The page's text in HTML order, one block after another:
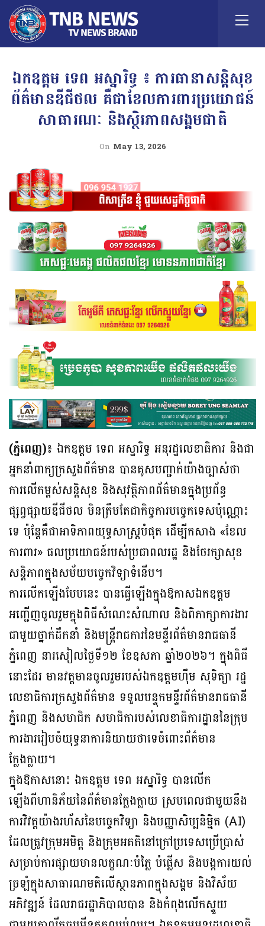
ឯកឧត្តម ទេព អស្នារិទ្ធ ៖ ការធានាសន្តិសុខ
ព័ត៌មានឌីជីថល គឺជាខែលការពារប្រយោជន៍
សាធារណៈ និងស្ថិរភាពសង្គមជាតិ
On May 13, 2026
(ភ្នំពេញ)៖ ឯកឧត្តម ទេព អស្នារិទ្ធ អនុរដ្ឋលេខាធិការ និងជា
អ្នកនាំពាក្យក្រសួងព័ត៌មាន បានគូសបញ្ជាក់យ៉ាងច្បាស់ថា
ការលើកម្ពស់សន្តិសុខ និងសុវត្ថិភាពព័ត៌មានក្នុងប្រព័ន្ធ
ផ្សព្វផ្សាយឌីជីថល មិនត្រឹមតែជាកិច្ចការបច្ចេកទេសប៉ុណ្ណោះ
ទេ ប៉ុន្តែគឺជាអាទិភាពយុទ្ធសាស្ត្របំផុត ដើម្បីកសាង «ខែល
ការពារ» ផលប្រយោជន៍របស់ប្រជាពលរដ្ឋ និងថែរក្សាសុខ
សន្តិភាពក្នុងសម័យបច្ចេកវិទ្យាទំនើប។
ការលើកឡើងបែបនេះ បានធ្វើឡើងក្នុងឱកាសឯកឧត្តម
អញ្ជើញចូលរួមក្នុងពិធីសំណេះសំណាល និងពិភាក្សាការងារ
ជាមួយថ្នាក់ដឹកនាំ និងមន្ត្រីរាជការនៃមន្ទីរព័ត៌មានរាជធានី
ភ្នំពេញ នារសៀលថ្ងៃទី១២ ខែឧសភា ឆ្នាំ២០២៦។ ក្នុងពិធី
នោះដែរ មានវត្តមានចូលរួមរបស់ឯកឧត្តមហ៊ឹម សុទិត្យា រដ្ឋ
លេខាធិការក្រសួងព័ត៌មាន ទទួលបន្ទុកមន្ទីរព័ត៌មានរាជធានី
ភ្នំពេញ និងសមាជិក សមាជិការបស់លេខាធិការដ្ឋាននៃក្រុម
ការងាររៀបចំយុទ្ធនាការនិយាយថាទេចំពោះព័ត៌មាន
ក្លែងក្លាយ។
ក្នុងឱកាសនោះ ឯកឧត្តម ទេព អស្នារិទ្ធ បានលើក
ឡើងពីហានិភ័យនៃព័ត៌មានក្លែងក្លាយ ស្របពេលជាមួយនឹង
ការវិវត្តយ៉ាងរហ័សនៃបច្ចេកវិទ្យា និងបញ្ញាសិប្បនិម្មិត (AI)
ដែលត្រូវក្រុមអមិត្ត និងក្រុមអគតិនៅក្រៅប្រទេសប្រើប្រាស់
សម្រាប់ការផ្សាយមានលក្ខណៈបំភ្លៃ បំផ្លើស និងបង្កការយល់
ច្រឡំក្នុងសាធារណមតិលើស្ថានភាពក្នុងសង្គម និងវិស័យ
អភិវឌ្ឍន៍ ដែលរាជរដ្ឋាភិបាលបាន និងកំពុងលើកស្ទួយ